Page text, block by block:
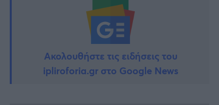
Ακολουθήστε τις ειδήσεις του
ipliroforia.gr στο Google News